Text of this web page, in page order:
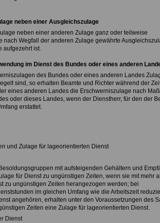
neben einer Ausgleichszulage
neben einer anderen Zulage ganz oder teilweise
nach Wegfall der anderen Zulage gewährte
aufgezehrt ist.
im Dienst des Bundes oder eines anderen
des Bundes oder eines anderen Landes
sind, so erhalten Beamte und Richter während der
eines anderen Landes die Erschwerniszulage nach
oder dieses Landes, wenn der Dienstherr, für den der
erstattet.
und Zulage für lageorientierten Dienst
mit aufsteigenden Gehältern und
für Dienst zu ungünstigen Zeiten, wenn sie mit mehr
zu ungünstigen Zeiten herangezogen werden; bei
im gleichen Umfang wie die Arbeitszeit
angehören, erhalten unter den Voraussetzungen des
Zeiten eine Zulage für lageorientierten Dienst.
Dienst